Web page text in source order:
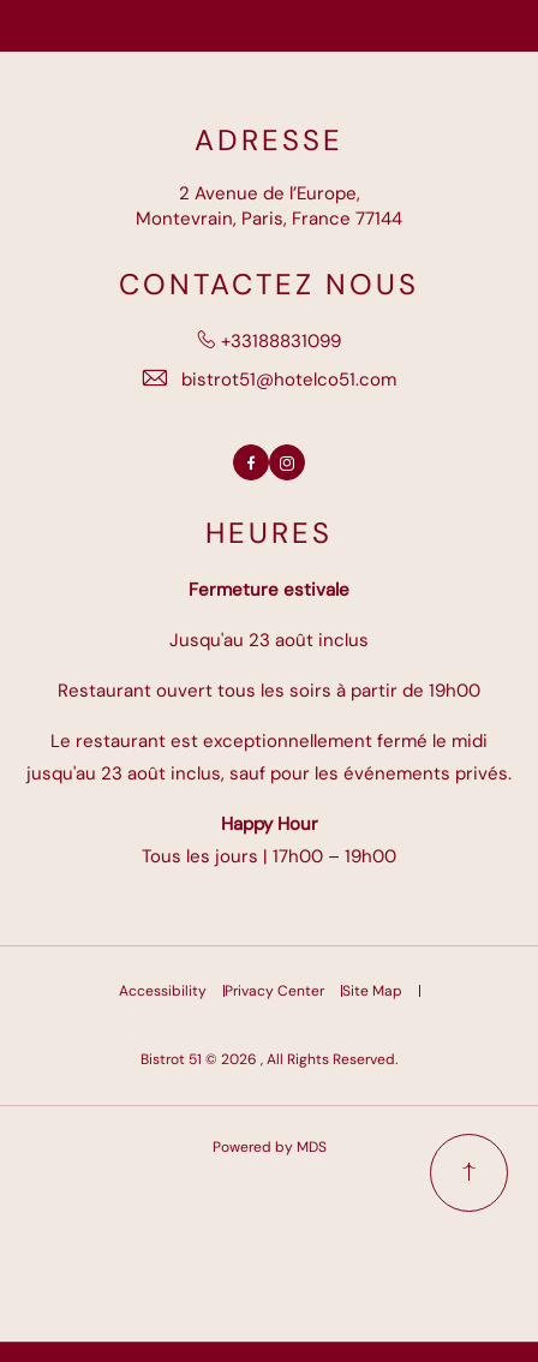
ADRESSE
2 Avenue de l’Europe,
Montevrain, Paris, France 77144
CONTACTEZ NOUS
+33188831099
bistrot51@hotelco51.com
FacebookInstagram
HEURES
Fermeture estivale
Jusqu'au 23 août inclus
Restaurant ouvert tous les soirs à partir de 19h00
Le restaurant est exceptionnellement fermé le midi
jusqu'au 23 août inclus, sauf pour les événements privés.
Happy Hour
Tous les jours | 17h00 – 19h00
Accessibility Privacy Center Site Map
Bistrot 51 © 2026 , All Rights Reserved.
Powered by MDS